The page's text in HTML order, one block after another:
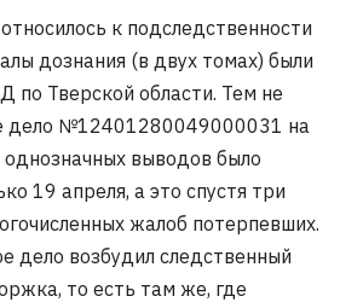
к подследственности
дознания (в двух томах) были
по Тверской области. Тем не
дело №12401280049000031 на
однозначных выводов было
19 апреля, а это спустя три
жалоб потерпевших.
дело возбудил следственный
то есть там же, где